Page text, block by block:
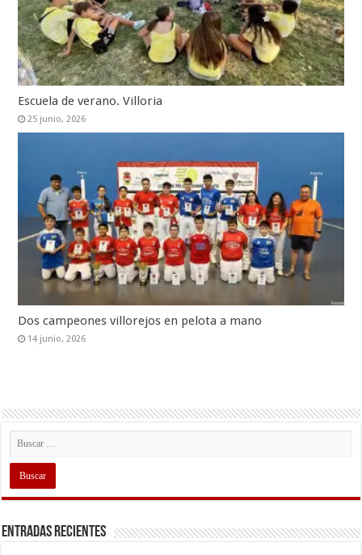
Escuela de verano. Villoria
25 junio, 2026
Dos campeones villorejos en pelota a mano
14 junio, 2026
Entradas recientes